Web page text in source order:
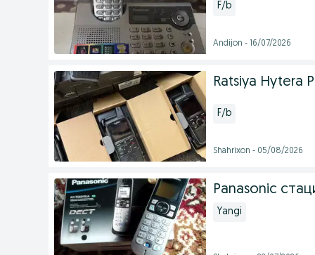
F/b
Andijon - 16/07/2026
Ratsiya Hytera
F/b
Shahrixon - 05/08/2026
Panasonic
Yangi